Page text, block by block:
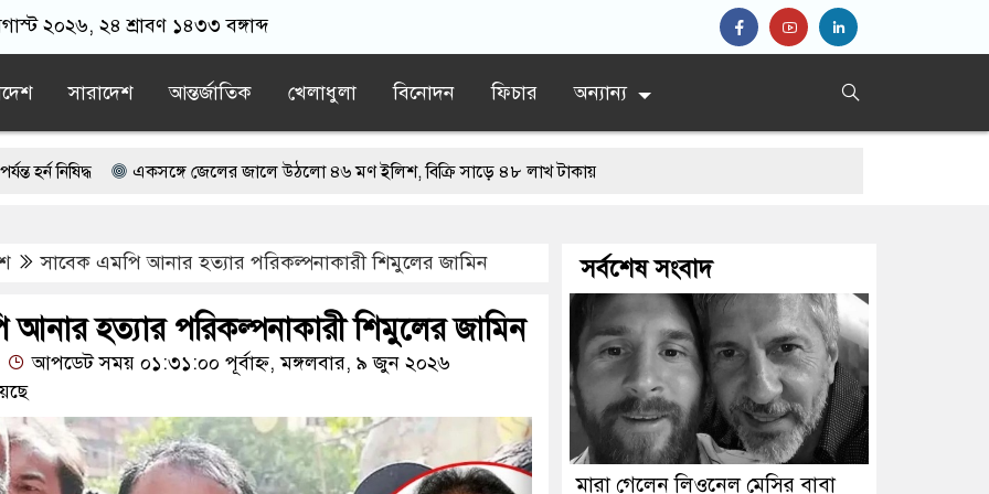
২০২৬, ২৪ শ্রাবণ ১৪৩৩ বঙ্গাব্দ
সারাদেশ আন্তর্জাতিক খেলাধুলা বিনোদন ফিচার অন্যান্য
একসঙ্গে জেলের জালে উঠলো ৪৬ মণ ইলিশ, বিক্রি সাড়ে ৪৮ লাখ টাকায়
ভারতের ওপর চাপ অব্যাহত রাখার আহ্বান
থাকার কারণ জানালেন জামায়াত আমির
সাবেক এমপি আনার হত্যার পরিকল্পনাকারী শিমুলের জামিন
হত্যার পরিকল্পনাকারী শিমুলের জামিন
আপডেট সময় ০১:৩১:০০ পূর্বাহ্ন, মঙ্গলবার, ৯ জুন ২০২৬
সর্বশেষ সংবাদ
মারা গেলেন লিওনেল মেসির বাবা